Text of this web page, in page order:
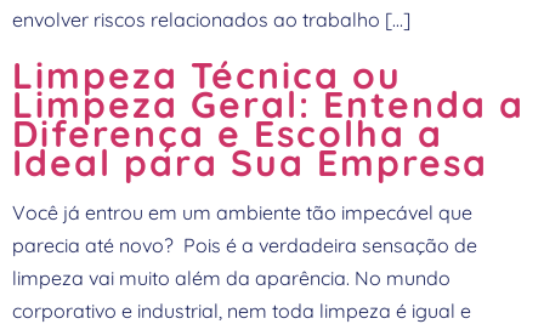
envolver riscos relacionados ao trabalho […]
Limpeza Técnica ou
Limpeza Geral: Entenda a
Diferença e Escolha a
Ideal para Sua Empresa
Você já entrou em um ambiente tão impecável que
parecia até novo? Pois é a verdadeira sensação de
limpeza vai muito além da aparência. No mundo
corporativo e industrial, nem toda limpeza é igual e